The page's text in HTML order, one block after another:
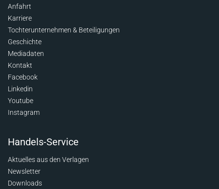
Anfahrt
Karriere
Tochterunternehmen & Beteiligungen
Geschichte
Mediadaten
Kontakt
Facebook
Linkedin
Youtube
Instagram
Handels-Service
Aktuelles aus den Verlagen
Newsletter
Downloads